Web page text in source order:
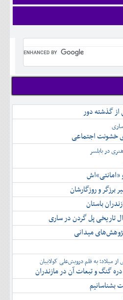
از گذشته دور
خشونت اجتماعی
در بابلسر
«امانتی»اش
برزگر و روزگارشان
باستان
تاریخی پل گردن در ساری
میدانی
میلاد؛ به قلم درویش‌علی کولاییان
گنگ و تبعات آن در مازندران
بشناسانیم